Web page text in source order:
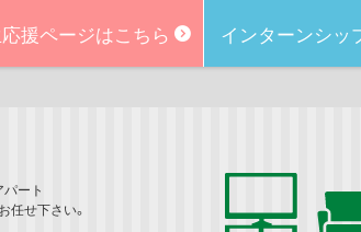
応援ページはこちら インターンシッ
ート
任せ下さい。